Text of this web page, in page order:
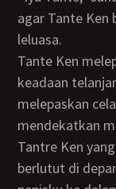
agar Tante Ken
leluasa.
Tante Ken melepaskan kimononya. Lalu dalam
keadaan
melepaskan
mendekatkan
Tantre Ken
berlutut di